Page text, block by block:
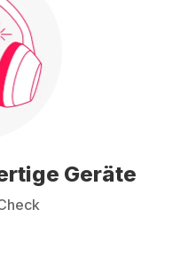
Geräte